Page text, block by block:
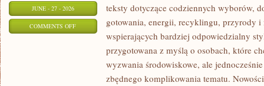
JUNE - 27 - 2026
COMMENTS OFFON
teksty dotyczące codziennych wyborów,
gotowania, energii, recyklingu, przyrody i
wspierających bardziej odpowiedzialny
przygotowana z myślą o osobach, które
wyzwania środowiskowe, ale
zbędnego komplikowania tematu.